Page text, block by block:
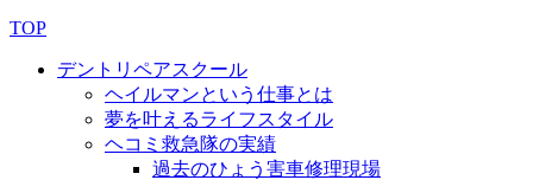
TOP
デントリペアスクール
ヘイルマンという仕事とは
夢を叶えるライフスタイル
ヘコミ救急隊の実績
過去のひょう害車修理現場